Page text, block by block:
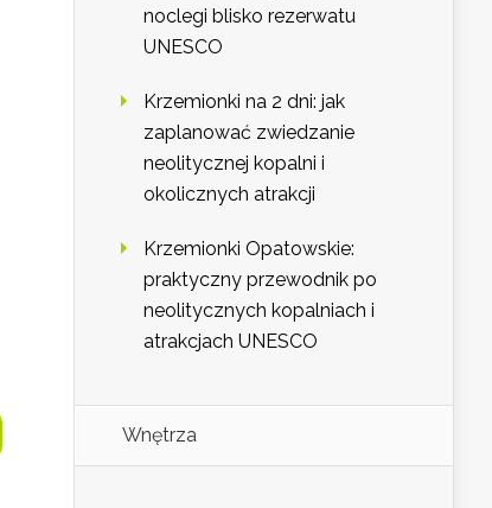
noclegi blisko rezerwatu
UNESCO
Krzemionki na 2 dni: jak
zaplanować zwiedzanie
neolitycznej kopalni i
okolicznych atrakcji
Krzemionki Opatowskie:
praktyczny przewodnik po
neolitycznych kopalniach i
atrakcjach UNESCO
Wnętrza